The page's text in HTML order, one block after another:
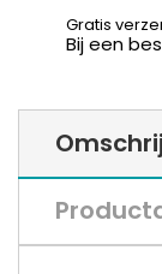
Gratis
Bij een